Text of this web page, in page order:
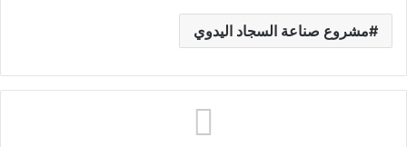
مشروع صناعة السجاد اليدوي